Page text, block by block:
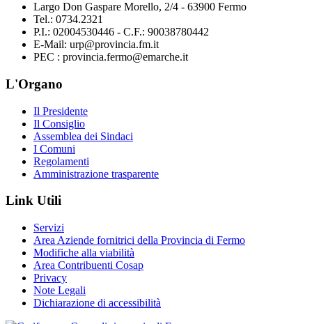
Largo Don Gaspare Morello, 2/4 - 63900 Fermo
Tel.: 0734.2321
P.I.: 02004530446 - C.F.: 90038780442
E-Mail: urp@provincia.fm.it
PEC : provincia.fermo@emarche.it
L'Organo
Il Presidente
Il Consiglio
Assemblea dei Sindaci
I Comuni
Regolamenti
Amministrazione trasparente
Link Utili
Servizi
Area Aziende fornitrici della Provincia di Fermo
Modifiche alla viabilità
Area Contribuenti Cosap
Privacy
Note Legali
Dichiarazione di accessibilità